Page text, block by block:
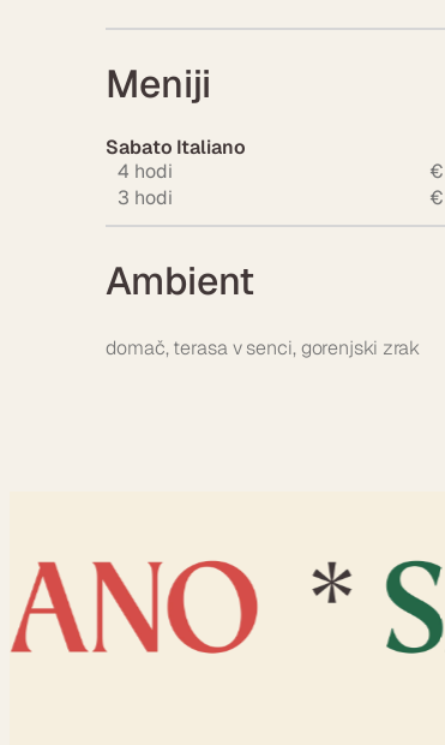
Meniji
Sabato Italiano
4 hodi
3 hodi
€
€
Ambient
domač, terasa v senci, gorenjski zrak